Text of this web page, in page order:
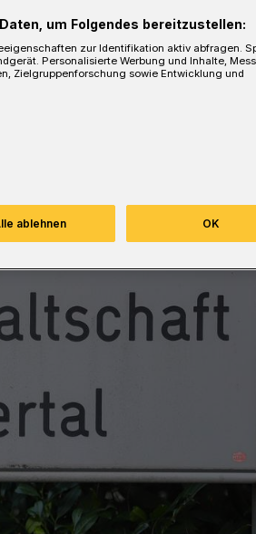
um Folgendes bereitzustellen:
zur Identifikation aktiv abfragen.
Personalisierte Werbung und Inhalte,
Zielgruppenforschung sowie Entwicklung und
ablehnen OK